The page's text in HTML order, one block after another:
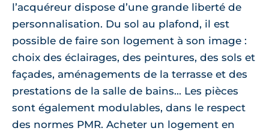
l’acquéreur dispose d’une grande liberté de
personnalisation. Du sol au plafond, il est
possible de faire son logement à son image :
choix des éclairages, des peintures, des sols et
façades, aménagements de la terrasse et des
prestations de la salle de bains... Les pièces
sont également modulables, dans le respect
des normes PMR. Acheter un logement en